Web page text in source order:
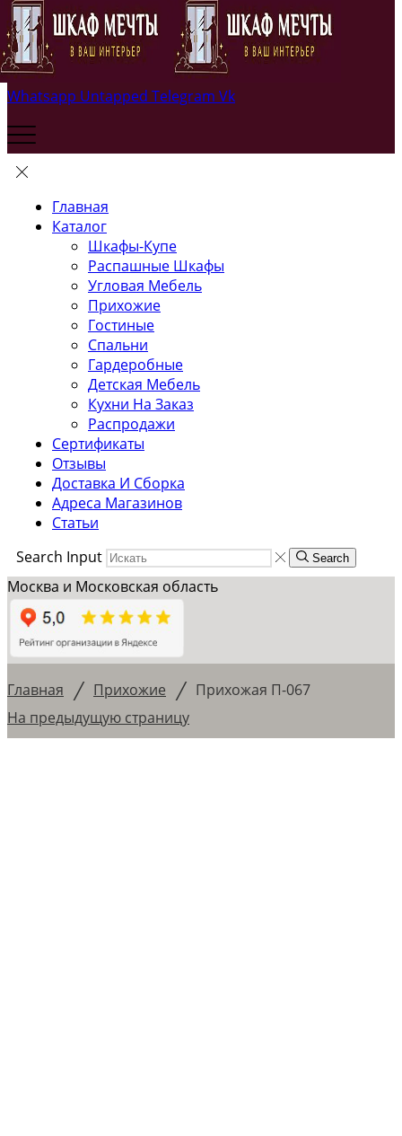
Whatsapp Untapped Telegram Vk
Главная
Каталог
Шкафы-Купе
Распашные Шкафы
Угловая Мебель
Прихожие
Гостиные
Спальни
Гардеробные
Детская Мебель
Кухни На Заказ
Распродажи
Сертификаты
Отзывы
Доставка И Сборка
Адреса Магазинов
Статьи
Search Input
Search
Москва и Московская область
Главная / Прихожие / Прихожая П-067
На предыдущую страницу